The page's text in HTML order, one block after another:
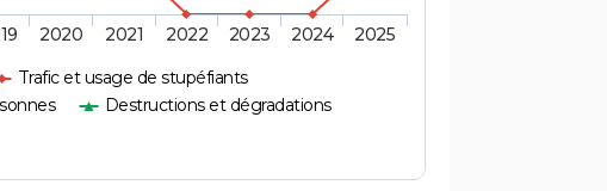
Trafic et usage de stupéfiants
Destructions et dégradations
2020 2021 2022 2023 2024 2025